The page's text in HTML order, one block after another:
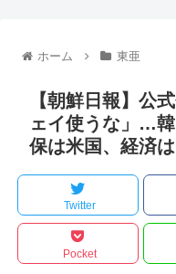
ホーム 東亜
【朝鮮日報】公
ェイ使うな」…
保は米国、経済
Twitter
Pocket